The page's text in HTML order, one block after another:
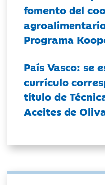
fomento del
Programa
País Vasco: se
currículo
título de
Aceites de